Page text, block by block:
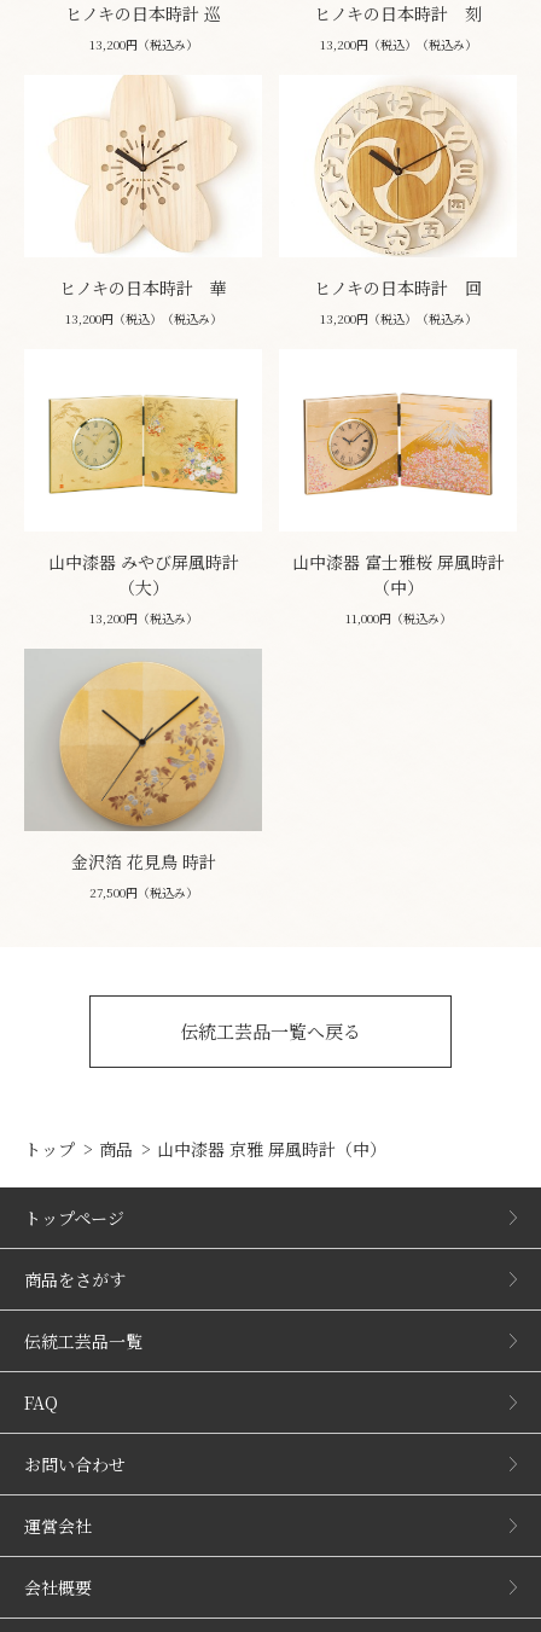
ヒノキの日本時計 巡
13,200円（税込み）
ヒノキの日本時計 刻
13,200円（税込）（税込み）
ヒノキの日本時計 華
13,200円（税込）（税込み）
ヒノキの日本時計 回
13,200円（税込）（税込み）
山中漆器 みやび屏風時計
（大）
13,200円（税込み）
山中漆器 富士雅桜 屏風時計
（中）
11,000円（税込み）
金沢箔 花見鳥 時計
27,500円（税込み）
伝統工芸品一覧へ戻る
トップ 商品 山中漆器 京雅 屏風時計（中）
トップページ
商品をさがす
伝統工芸品一覧
FAQ
お問い合わせ
運営会社
会社概要